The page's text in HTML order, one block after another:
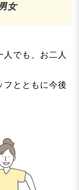
女
でも、お二人
フとともに今後